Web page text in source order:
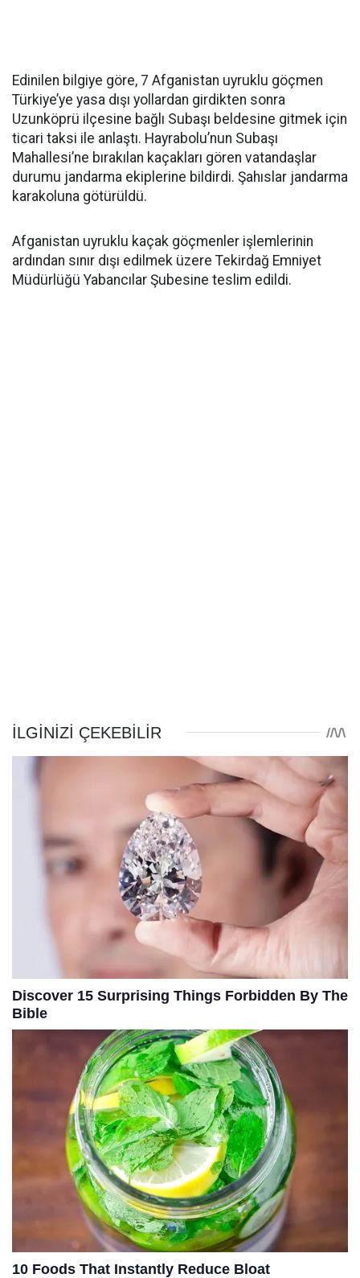
Edinilen bilgiye göre, 7 Afganistan uyruklu göçmen
Türkiye’ye yasa dışı yollardan girdikten sonra
Uzunköprü ilçesine bağlı Subaşı beldesine gitmek için
ticari taksi ile anlaştı. Hayrabolu’nun Subaşı
Mahallesi’ne bırakılan kaçakları gören vatandaşlar
durumu jandarma ekiplerine bildirdi. Şahıslar jandarma
karakoluna götürüldü.
Afganistan uyruklu kaçak göçmenler işlemlerinin
ardından sınır dışı edilmek üzere Tekirdağ Emniyet
Müdürlüğü Yabancılar Şubesine teslim edildi.